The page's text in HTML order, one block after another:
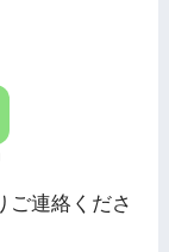
ご連絡くださ